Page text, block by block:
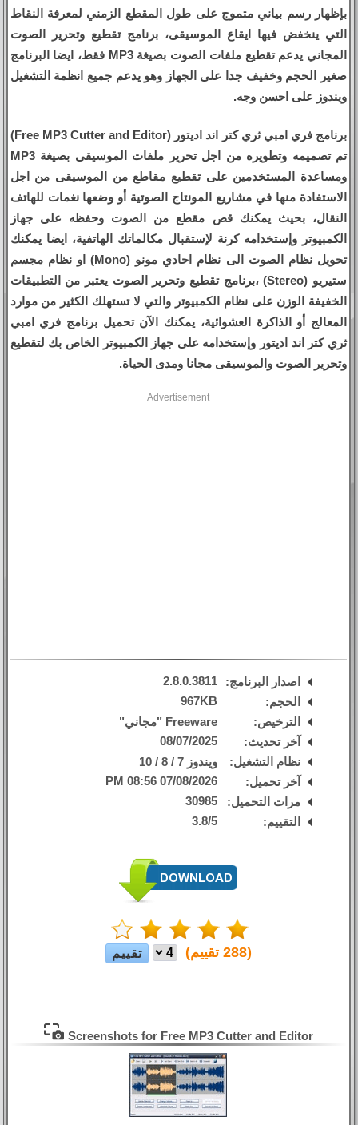
بإظهار رسم بياني متموج على طول المقطع الزمني لمعرفة النقاط
التي ينخفض فيها ايقاع الموسيقى، برنامج تقطيع وتحرير الصوت
المجاني يدعم تقطيع ملفات الصوت بصيغة MP3 فقط، ايضا البرنامج
صغير الحجم وخفيف جدا على الجهاز وهو يدعم جميع انظمة التشغيل
ويندوز على احسن وجه.
برنامج فري امبي ثري كتر اند اديتور (Free MP3 Cutter and Editor)
تم تصميمه وتطويره من اجل تحرير ملفات الموسيقى بصيغة MP3
ومساعدة المستخدمين على تقطيع مقاطع من الموسيقى من اجل
الاستفادة منها في مشاريع المونتاج الصوتية أو وضعها نغمات للهاتف
النقال، بحيث يمكنك قص مقطع من الصوت وحفظه على جهاز
الكمبيوتر وإستخدامه كرنة لإستقبال مكالماتك الهاتفية، ايضا يمكنك
تحويل نظام الصوت الى نظام احادي مونو (Mono) او نظام مجسم
ستيريو (Stereo) ،برنامج تقطيع وتحرير الصوت يعتبر من التطبيقات
الخفيفة الوزن على نظام الكمبيوتر والتي لا تستهلك الكثير من موارد
المعالج أو الذاكرة العشوائية، يمكنك الآن تحميل برنامج فري امبي
ثري كتر اند اديتور وإستخدامه على جهاز الكمبيوتر الخاص بك لتقطيع
وتحرير الصوت والموسيقى مجانا ومدى الحياة.
Advertisement
اصدار البرنامج:
2.8.0.3811
الحجم:
967KB
الترخيص:
Freeware "مجاني"
آخر تحديث:
08/07/2025
نظام التشغيل:
ويندوز 7 / 8 / 10
آخر تحميل:
07/08/2026 08:56 PM
مرات التحميل:
30985
التقييم:
3.8/5
(
288 تقييم)
Screenshots for Free MP3 Cutter and Editor